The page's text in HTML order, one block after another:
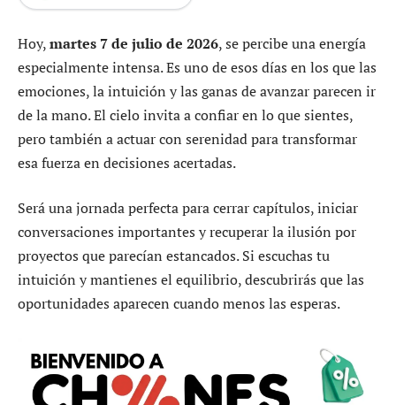
Hoy,martes 7 de julio de 2026, se percibe una energía
especialmente intensa. Es uno de esos días en los que las
emociones, la intuición y las ganas de avanzar parecen ir
de la mano. El cielo invita a confiar en lo que sientes,
pero también a actuar con serenidad para transformar
esa fuerza en decisiones acertadas.
Será una jornada perfecta para cerrar capítulos, iniciar
conversaciones importantes y recuperar la ilusión por
proyectos que parecían estancados. Si escuchas tu
intuición y mantienes el equilibrio, descubrirás que las
oportunidades aparecen cuando menos las esperas.